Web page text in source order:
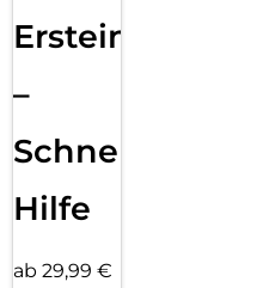
Ersteinrichtung
–
Schnelle
Hilfe
ab 29,99 €